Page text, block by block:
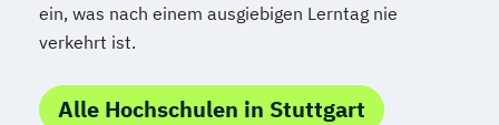
ein, was nach einem ausgiebigen Lerntag nie
verkehrt ist.
Alle Hochschulen in Stuttgart